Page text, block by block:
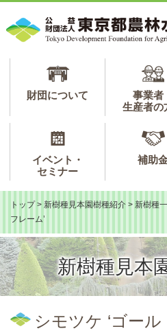
ジ
ュ
財団について
事業者
生産者の
イベント・
セミナー
補助
トップ > 新樹種見本園樹種紹介 > 新樹種
フレーム’
新樹種見本
文
シモツケ ‘ゴール